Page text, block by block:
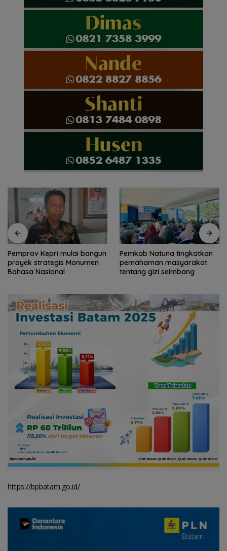
Pemkab Natuna tingkatkan
pemahaman masyarakat
tentang gizi seimbang
Pemkab Natuna bekali
peserta Jamnas Pramuka
pengetahuan geopark
https://bpbatam.go.id/